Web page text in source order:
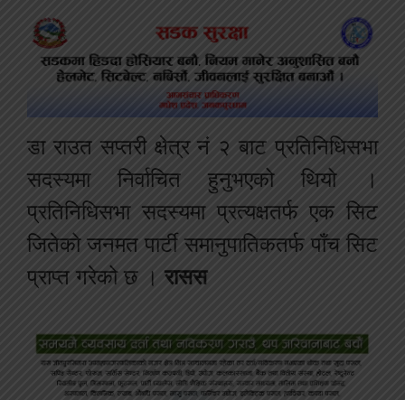
डा राउत सप्तरी क्षेत्र नं २ बाट प्रतिनिधिसभा
सदस्यमा निर्वाचित हुनुभएको थियो ।
प्रतिनिधिसभा सदस्यमा प्रत्यक्षतर्फ एक सिट
जितेको जनमत पार्टी समानुपातिकतर्फ पाँच सिट
प्राप्त गरेको छ । रासस